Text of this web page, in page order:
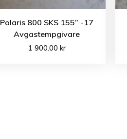
Polaris 800 SKS 155” -17
Avgastempgivare
1 900.00 kr